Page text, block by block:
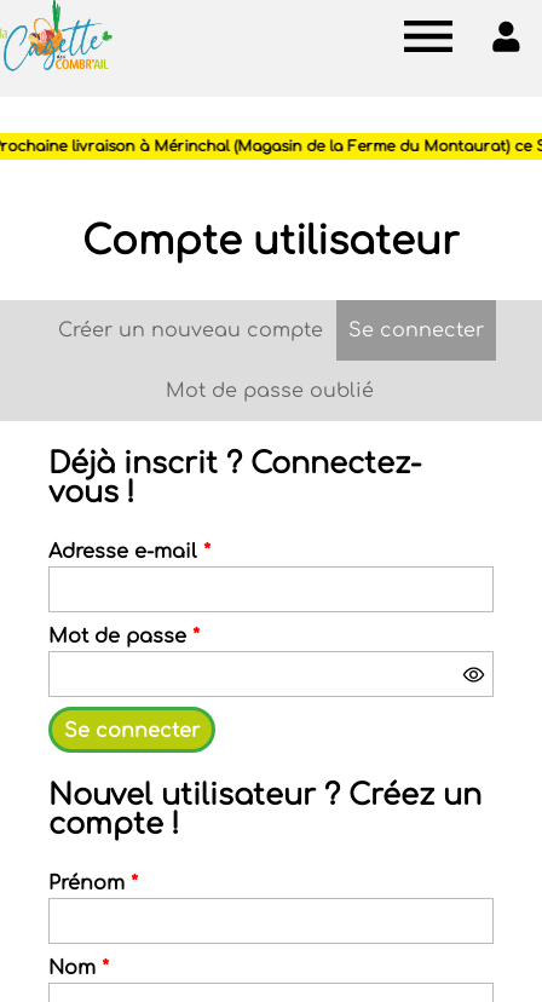
Compte utilisateur
Onglets
Créer un nouveau compte Se connecter
Mot de passe oublié
Déjà inscrit ? Connectez-
vous !
Adresse e-mail *
Mot de passe *
Nouvel utilisateur ? Créez un
compte !
Prénom *
Nom *